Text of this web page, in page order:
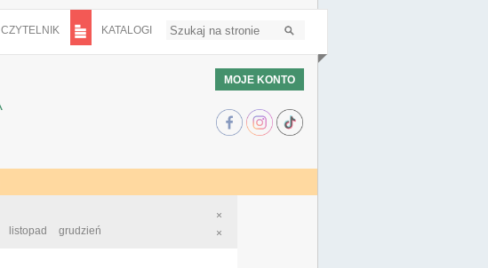
CZYTELNIK KATALOGI
MOJE KONTO
×
×
listopad grudzień